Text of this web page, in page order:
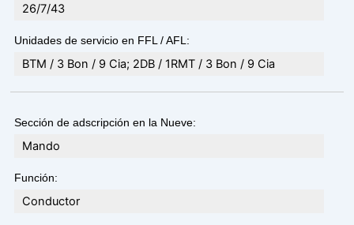
26/7/43
Unidades de servicio en FFL / AFL:
BTM / 3 Bon / 9 Cia; 2DB / 1RMT / 3 Bon / 9 Cia
Sección de adscripción en la Nueve:
Mando
Función:
Conductor